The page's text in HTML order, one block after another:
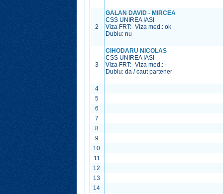
2
GALAN DAVID - MIRCEA
CSS UNIREA IASI
Viza FRT:- Viza med.:ok
Dublu: nu
3
CIHODARU NICOLAS
CSS UNIREA IASI
Viza FRT:- Viza med.:-
Dublu: da / caut partener
4
5
6
7
8
9
10
11
12
13
14